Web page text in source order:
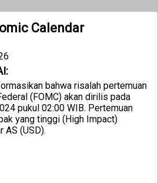
Calendar
bahwa risalah pertemuan
(FOMC) akan dirilis pada
pukul 02:00 WIB. Pertemuan
yang tinggi (High Impact)
AS (USD).